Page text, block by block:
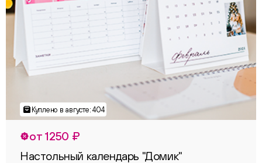
от 1250 ₽
Настольный календарь "Домик"